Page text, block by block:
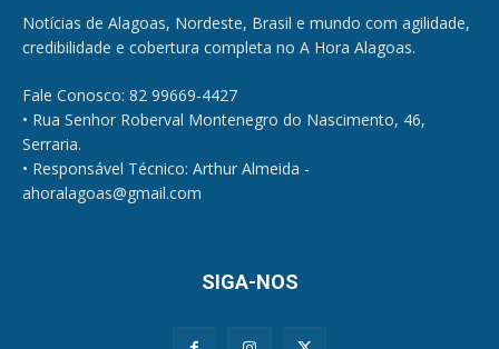
Notícias de Alagoas, Nordeste, Brasil e mundo com agilidade,
credibilidade e cobertura completa no A Hora Alagoas.
Fale Conosco: 82 99669-4427
• Rua Senhor Roberval Montenegro do Nascimento, 46,
Serraria.
• Responsável Técnico: Arthur Almeida -
ahoralagoas@gmail.com
SIGA-NOS